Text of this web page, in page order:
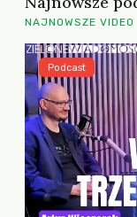
NAJNOWSZE VIDEO
Podcast